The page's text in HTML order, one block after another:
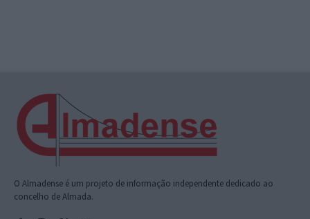
O Almadense é um projeto de informação independente dedicado ao
concelho de Almada.